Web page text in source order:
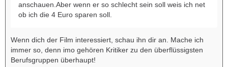
anschauen.Aber wenn er so schlecht sein soll weis ich net
ob ich die 4 Euro sparen soll.
Wenn dich der Film interessiert, schau ihn dir an. Mache ich
immer so, denn imo gehören Kritiker zu den überflüssigsten
Berufsgruppen überhaupt!